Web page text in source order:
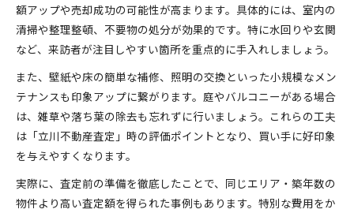
額アップや売却成功の可能性が高まります。具体的には、室内の
清掃や整理整頓、不要物の処分が効果的です。特に水回りや玄関
など、来訪者が注目しやすい箇所を重点的に手入れしましょう。
また、壁紙や床の簡単な補修、照明の交換といった小規模なメン
テナンスも印象アップに繋がります。庭やバルコニーがある場合
は、雑草や落ち葉の除去も忘れずに行いましょう。これらの工夫
は「立川不動産査定」時の評価ポイントとなり、買い手に好印象
を与えやすくなります。
実際に、査定前の準備を徹底したことで、同じエリア・築年数の
物件より高い査定額を得られた事例もあります。特別な費用をか